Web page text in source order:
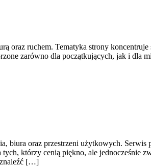
oraz ruchem. Tematyka strony koncentruje
zarówno dla początkujących, jak i dla
biura oraz przestrzeni użytkowych. Serwis
którzy cenią piękno, ale jednocześnie
znaleźć […]